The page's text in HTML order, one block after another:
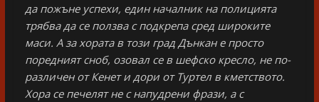
да пожъне успехи, един началник на полицията
трябва да се ползва с подкрепа сред широките
маси. А за хората в този град Дънкан е просто
поредният сноб, озовал се в шефско кресло, не по-
различен от Кенет и дори от Туртел в кметството.
Хора се печелят не с напудрени фрази, а с